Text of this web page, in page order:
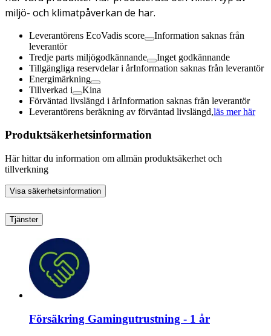
miljö- och klimatpåverkan de har.
Leverantörens EcoVadis score
Information saknas från
leverantör
Tredje parts miljögodkännande
Inget godkännande
Tillgängliga reservdelar i årInformation saknas från leverantör
Energimärkning
Tillverkad i
Kina
Förväntad livslängd i årInformation saknas från leverantör
Leverantörens beräkning av förväntad livslängd,läs mer här
Produktsäkerhetsinformation
Här hittar du information om allmän produktsäkerhet och
tillverkning
Visa säkerhetsinformation
Tjänster
Försäkring Gamingutrustning - 1 år